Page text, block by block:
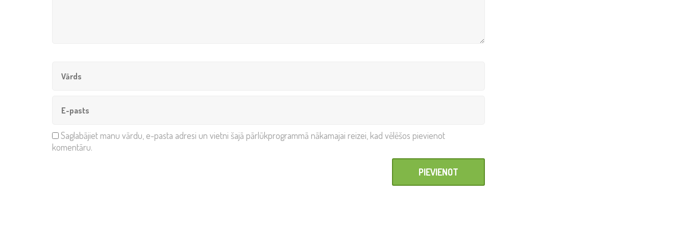
Saglabājiet manu vārdu, e-pasta adresi un vietni šajā pārlūkprogrammā nākamajai reizei, kad vēlēšos pievienot
komentāru.